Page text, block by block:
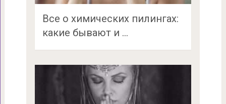
Все о химических пилингах:
какие бывают и …